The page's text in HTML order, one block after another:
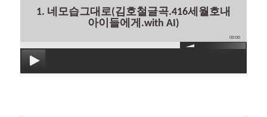
1. 네모습그대로(김호철글곡.416세월호내
아이들에게.with AI)
00:00